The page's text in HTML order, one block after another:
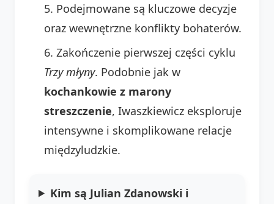
Podejmowane są kluczowe decyzje
oraz wewnętrzne konflikty bohaterów.
Zakończenie pierwszej części cyklu
Trzy młyny. Podobnie jak w
kochankowie z marony
streszczenie, Iwaszkiewicz eksploruje
intensywne i skomplikowane relacje
międzyludzkie.
Kim są Julian Zdanowski i